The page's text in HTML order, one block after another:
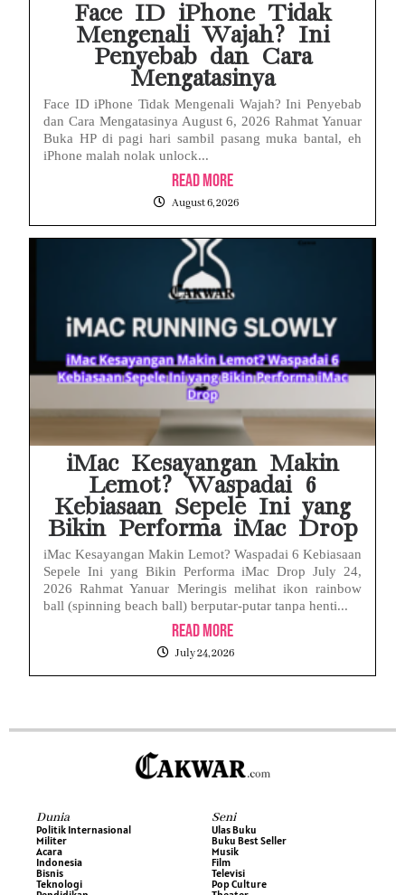
Face ID iPhone Tidak
Mengenali Wajah? Ini
Penyebab dan Cara
Mengatasinya
Face ID iPhone Tidak Mengenali Wajah? Ini Penyebab
dan Cara Mengatasinya August 6, 2026 Rahmat Yanuar
Buka HP di pagi hari sambil pasang muka bantal, eh
iPhone malah nolak unlock...
Read More
August 6, 2026
iMac Kesayangan Makin
Lemot? Waspadai 6
Kebiasaan Sepele Ini yang
Bikin Performa iMac Drop
iMac Kesayangan Makin Lemot? Waspadai 6 Kebiasaan
Sepele Ini yang Bikin Performa iMac Drop July 24,
2026 Rahmat Yanuar Meringis melihat ikon rainbow
ball (spinning beach ball) berputar-putar tanpa henti...
Read More
July 24, 2026
Dunia
Politik Internasional
Militer
Acara
Indonesia
Bisnis
Teknologi
Seni
Ulas Buku
Buku Best Seller
Musik
Film
Televisi
Pop Culture